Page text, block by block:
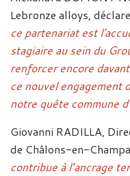
Lebronze alloys,
ce partenariat est
stagiaire au sein du
renforcer encore
ce nouvel engagement
notre quête commune
Giovanni RADILLA,
de Châlons-en-
contribue à l’ancrage